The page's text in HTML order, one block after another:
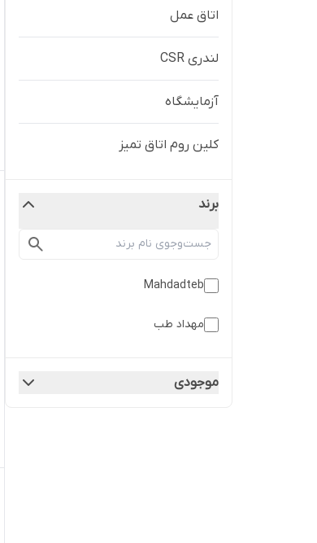
اتاق عمل
لندری CSR
آزمایشگاه
کلین روم اتاق تمیز
برند
Mahdadteb
مهداد طب
موجودی